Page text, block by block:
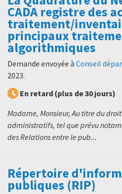
CADA registre des
traitement/
principaux
algorithmiques
Demande envoyée à Conseil
2023.
En retard (plus de 30 jours)
Madame, Monsieur, Au titre du
administratifs, tel que prévu
des Relations entre le pub...
Répertoire
publiques (RIP)